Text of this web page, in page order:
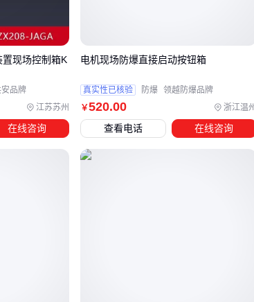
实时监测反接状态（通过驱动电路反馈）
电流超过20A的场合
5A以下电流优先考虑二极管方案，超过10A建议评
案性价比。
主电路还要配哪些保护器件？
江苏苏州
现场控制箱K
品牌
在线咨询
￥520.00 浙江温
电机现场防爆直接启动按钮箱
真实性已核验 防爆 领越防爆品牌
查看电话 在线咨询